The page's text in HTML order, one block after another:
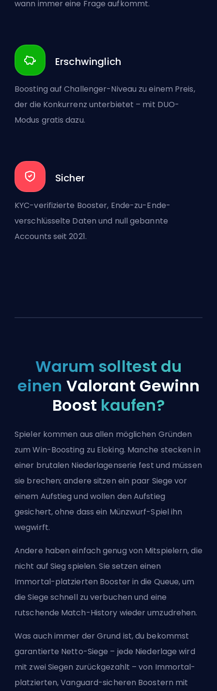
wann immer eine Frage aufkommt.
Erschwinglich
Boosting auf Challenger-Niveau zu einem Preis,
der die Konkurrenz unterbietet – mit DUO-
Modus gratis dazu.
Sicher
KYC-verifizierte Booster, Ende-zu-Ende-
verschlüsselte Daten und null gebannte
Accounts seit 2021.
Warum solltest du
einen Valorant Gewinn
Boost kaufen?
Spieler kommen aus allen möglichen Gründen
zum Win-Boosting zu Eloking. Manche stecken in
einer brutalen Niederlagenserie fest und müssen
sie brechen; andere sitzen ein paar Siege vor
einem Aufstieg und wollen den Aufstieg
gesichert, ohne dass ein Münzwurf-Spiel ihn
wegwirft.
Andere haben einfach genug von Mitspielern, die
nicht auf Sieg spielen. Sie setzen einen
Immortal-platzierten Booster in die Queue, um
die Siege schnell zu verbuchen und eine
rutschende Match-History wieder umzudrehen.
Was auch immer der Grund ist, du bekommst
garantierte Netto-Siege – jede Niederlage wird
mit zwei Siegen zurückgezahlt – von Immortal-
platzierten, Vanguard-sicheren Boostern mit